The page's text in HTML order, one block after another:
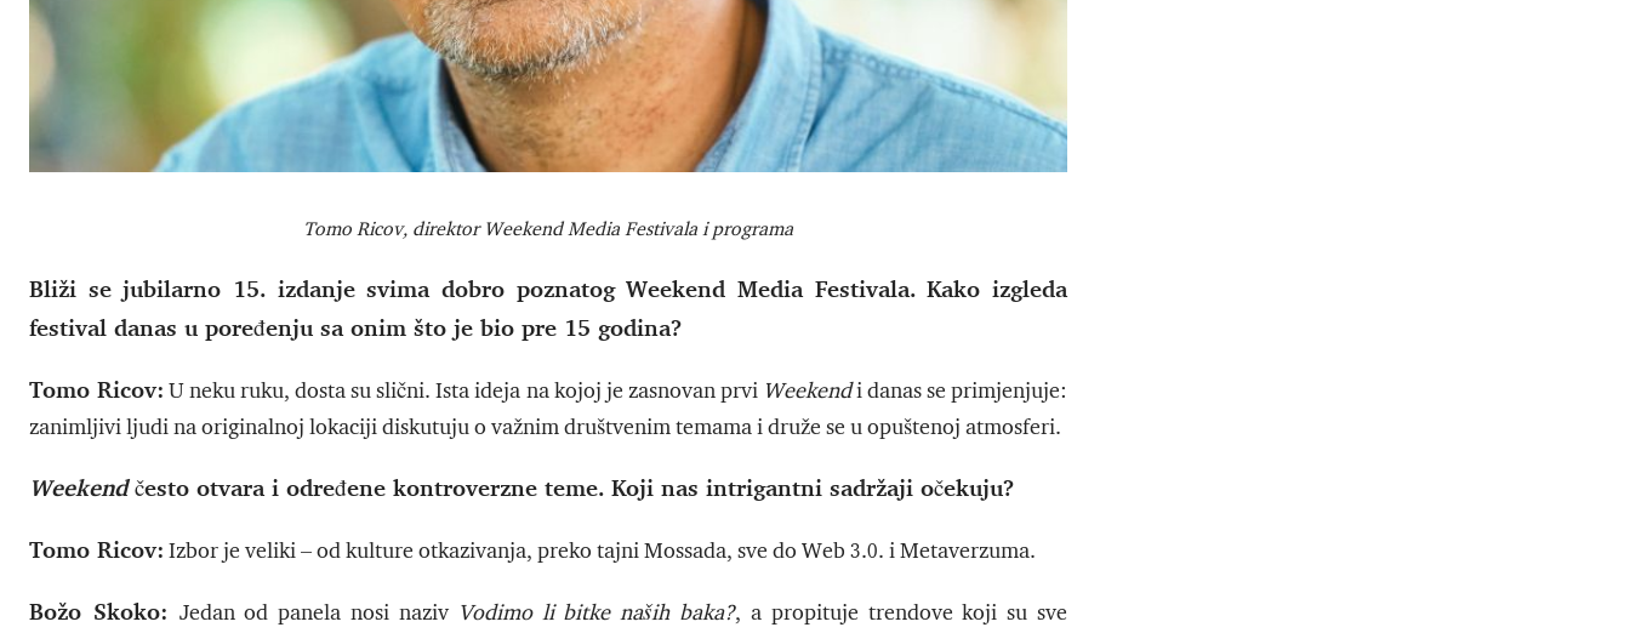
Tomo Ricov, direktor Weekend Media Festivala i programa
Bliži se jubilarno 15. izdanje svima dobro poznatog Weekend Media Festivala. Kako izgleda
festival danas u poređenju sa onim što je bio pre 15 godina?
Tomo Ricov: U neku ruku, dosta su slični. Ista ideja na kojoj je zasnovan prvi Weekendi danas se primjenjuje:
zanimljivi ljudi na originalnoj lokaciji diskutuju o važnim društvenim temama i druže se u opuštenoj atmosferi.
Weekendčesto otvara i određene kontroverzne teme. Koji nas intrigantni sadržaji očekuju?
Tomo Ricov: Izbor je veliki – od kulture otkazivanja, preko tajni Mossada, sve do Web 3.0. i Metaverzuma.
Božo Skoko: Jedan od panela nosi naziv Vodimo li bitke naših baka?, a propituje trendove koji su sve